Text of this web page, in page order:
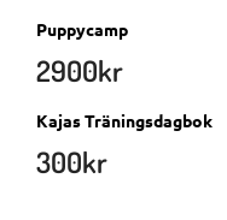
Puppycamp
2900kr
Kajas Träningsdagbok
300kr